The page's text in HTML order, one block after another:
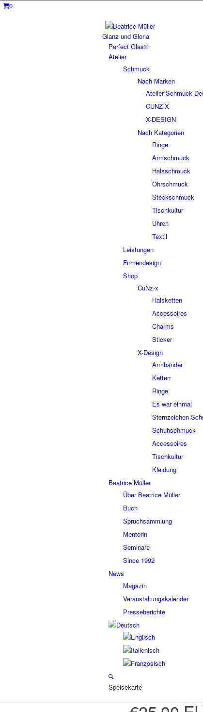
0
Glanz und Gloria
Perfect Glas®
Atelier
Schmuck
Nach Marken
Atelier Schmuck
CUNZ-X
X-DESIGN
Nach Kategorien
Ringe
Armschmuck
Halsschmuck
Ohrschmuck
Steckschmuck
Tischkultur
Uhren
Textil
Leistungen
Firmendesign
Shop
CuNz-x
Halsketten
Accessoires
Charms
Sticker
X-Design
Armbänder
Ketten
Ringe
Es war einmal
Sternzeichen
Schuhschmuck
Accessoires
Tischkultur
Kleidung
Beatrice Müller
Über Beatrice Müller
Buch
Spruchsammlung
Mentorin
Seminare
Since 1992
News
Magazin
Veranstaltungskalender
Presseberichte
Speisekarte